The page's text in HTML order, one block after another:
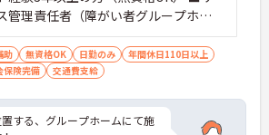
給、夜勤手当・家族手当・住
充実しています
間と業界水準を大きく下回って
績14日と休みも取りやすい環
・シフトは柔軟に対応してお
て海外旅行に行くスタッフも
管理責任者（障がい者グループホー
験者優遇
助 無資格OK 日勤のみ
年間休日110日以上
保険完備 交通費支給
する、グループホームにて施